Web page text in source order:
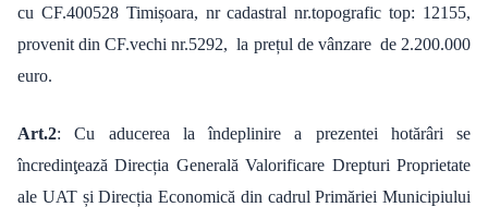
cu CF.400528 Timișoara, nr cadastral nr.topografic top: 12155,
provenit din CF.vechi nr.5292, la prețul de vânzare de 2.200.000
euro.
Art.2: Cu aducerea la îndeplinire a prezentei hotărâri se
încredinţează Direcția Generală Valorificare Drepturi Proprietate
ale UAT și Direcția Economică din cadrul Primăriei Municipiului